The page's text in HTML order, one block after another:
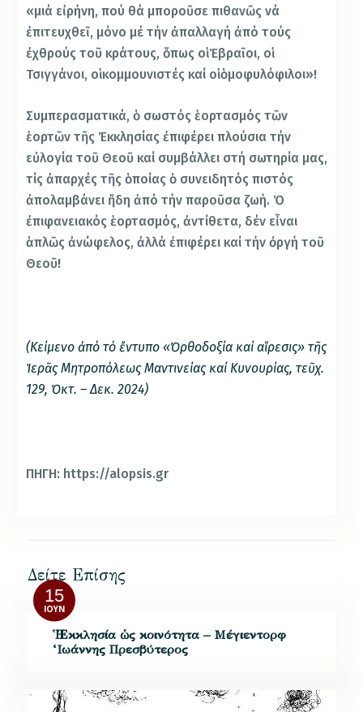
«μιά εἰρήνη, πού θά μποροῦσε πιθανῶς νά
ἐπιτευχθεῖ, μόνο μέ τήν ἀπαλλαγή ἀπό τούς
ἐχθρούς τοῦ κράτους, ὅπως οἱ Ἑβραῖοι, οἱ
Τσιγγάνοι, οἱ κομμουνιστές καί οἱ ὁμοφυλόφιλοι»!
Συμπερασματικά, ὁ σωστός ἑορτασμός τῶν
ἑορτῶν τῆς Ἐκκλησίας ἐπιφέρει πλούσια τήν
εὐλογία τοῦ Θεοῦ καί συμβάλλει στή σωτηρία μας,
τίς ἀπαρχές τῆς ὁποίας ὁ συνειδητός πιστός
ἀπολαμβάνει ἤδη ἀπό τήν παροῦσα ζωή. Ὁ
ἐπιφανειακός ἑορτασμός, ἀντίθετα, δέν εἶναι
ἁπλῶς ἀνώφελος, ἀλλά ἐπιφέρει καί τήν ὀργή τοῦ
Θεοῦ!
(Κείμενο ἀπό τό ἔντυπο «Ὀρθοδοξία καί αἵρεσις» τῆς
Ἱερᾶς Μητροπόλεως Μαντινείας καί Κυνουρίας, τεῦχ.
129, Ὀκτ. – Δεκ. 2024)
ΠΗΓΗ: https://alopsis.gr
Δείτε Επίσης
15
ΙΟΎΝ
Ἡ Ἐκκλησία ὡς κοινότητα – Μέγιεντορφ
‘Ιωάννης Πρεσβύτερος